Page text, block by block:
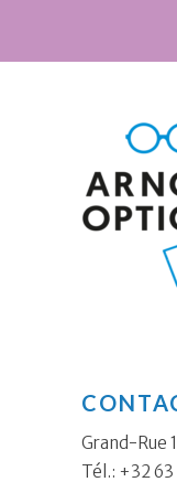
Grand-Rue
Tél.: +32 63